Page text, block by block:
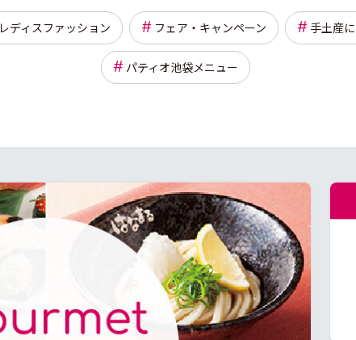
レディスファッション フェア・キャンペーン 手土産
パティオ池袋メニュー